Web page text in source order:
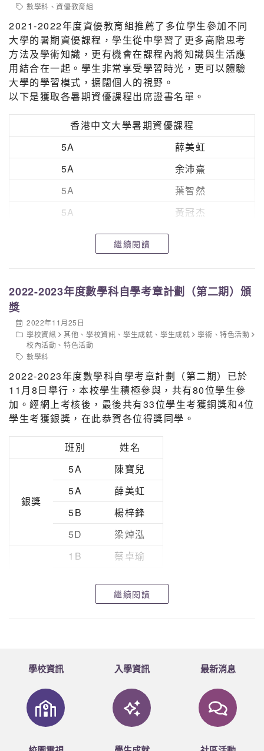
數學科 、資優教育組
2021-2022年度資優教育組推薦了多位學生參加不同
大學的暑期資優課程，學生從中學習了更多高階思考
方法及學術知識，更有機會在課程內將知識與生活應
用結合在一起。學生非常享受學習時光，更可以體驗
大學的學習模式，擴闊個人的視野。
以下是獲取各暑期資優課程出席證書名單。
香港中文大學暑期資優課程
5A
薛美虹
5A
余沛熹
5A
葉智然
5A
黃冠杰
香港中文大學暑期資優課程(中醫)
5A
薛美虹
香港理工大學暑期資優課程
6B
5A
5A
繼續閱讀
2022-2023年度數學科自學考章計劃（第二期）頒
獎
2022年11月25日
學校資訊
其他 、學校資訊 、學生成就 、學生成就 學術 、特色活動
校內活動 、特色活動
數學科
2022-2023年度數學科自學考章計劃（第二期）已於
11月8日舉行，本校學生積極參與，共有80位學生參
加。經網上考核後，最後共有33位學生考獲銅獎和4位
學生考獲銀獎，在此恭賀各位得獎同學。
班別 姓名
銀獎
5A
陳寶兒
5A
薛美虹
5B
楊梓鋒
5D
梁焯泓
1B
蔡卓瑜
陳子健
3B
鄒靖愉
李睿庭
陳芷筠
陳思熒
林靖彤
繼續閱讀
學校資訊 入學資訊 最新消息